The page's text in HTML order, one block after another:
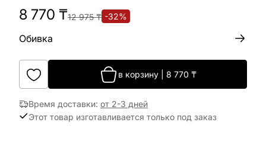
8 770 ₸12 975₸ -32%
Обивка
в корзину| 8 770 ₸
Время доставки: от 2-3 дней
Этот товар изготавливается только под заказ